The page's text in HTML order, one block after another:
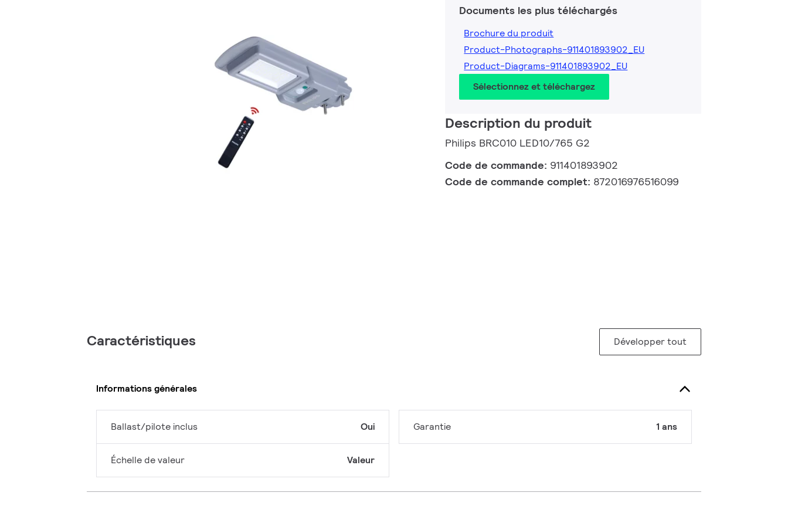
Documents les plus téléchargés
Brochure du produit
Product-Photographs-911401893902_EU
Product-Diagrams-911401893902_EU
Sélectionnez et téléchargez
Description du produit
Philips BRC010 LED10/765 G2
Code de commande: 911401893902
Code de commande complet: 872016976516099
Caractéristiques Développer tout
Informations générales
Ballast/pilote inclus Oui
Échelle de valeur Valeur
Garantie 1 ans